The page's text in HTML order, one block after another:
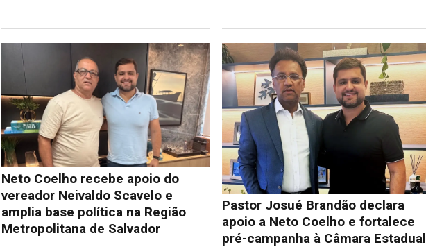
Neto Coelho recebe apoio do
vereador Neivaldo Scavelo e
amplia base política na Região
Metropolitana de Salvador
Pastor Josué Brandão declara
apoio a Neto Coelho e fortalece
pré-campanha à Câmara Estadual